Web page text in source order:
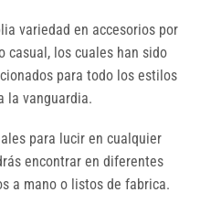
variedad en accesorios por
casual, los cuales han sido
para todo los estilos
la vanguardia.
para lucir en cualquier
encontrar en diferentes
a mano o listos de fabrica.